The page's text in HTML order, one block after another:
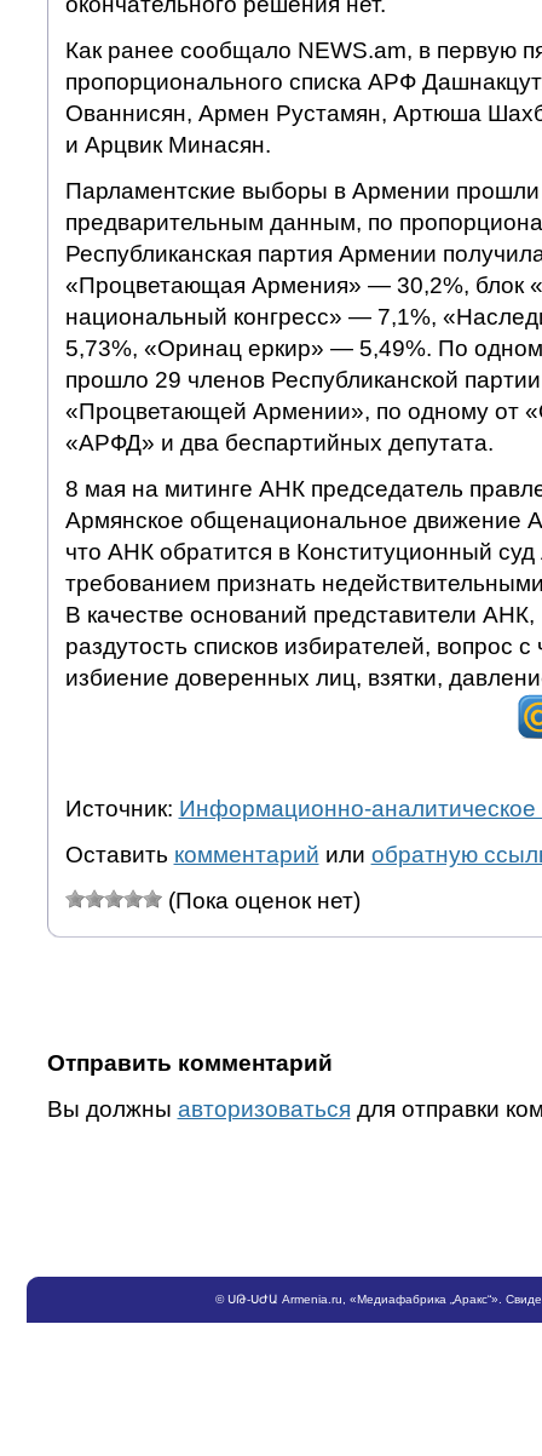
Как ранее сообщало NEWS.am, в первую
пропорционального списка АРФ
Ованнисян, Армен Рустамян, Артюша
и Арцвик Минасян.
Парламентские выборы в Армении
предварительным данным, по
Республиканская партия Армении
«Процветающая Армения» — 30,2%, блок
национальный конгресс» — 7,1%,
5,73%, «Оринац еркир» — 5,49%. По
прошло 29 членов Республиканской
«Процветающей Армении», по одному от
«АРФД» и два беспартийных депутата.
8 мая на митинге АНК председатель
Армянское общенациональное движение
что АНК обратится в Конституционный
требованием признать
В качестве оснований представители АНК,
раздутость списков избирателей, вопрос
избиение доверенных лиц, взятки,
Источник: Информационно-аналитическое
Оставить комментарий или обратную
(Пока оценок нет)
Отправить комментарий
Вы должны авторизоваться для отправки
©ՍԹ-ՍԺԱ Armenia.ru , «Медиафабрика „Аракс“».